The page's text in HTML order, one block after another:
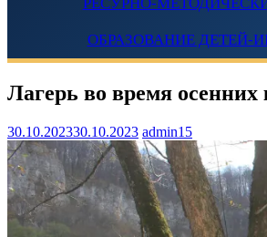
ОБРАЗОВАНИЕ ДЕТЕЙ-
Лагерь во время
30.10.202330.10.2023 admin15